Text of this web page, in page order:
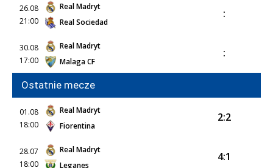
26.08
21:00
Real Madryt
Real Sociedad
:
30.08
17:00
Real Madryt
Malaga CF
:
Ostatnie mecze
01.08
18:00
Real Madryt
Fiorentina
2:2
28.07
18:00
Real Madryt
Leganes
4:1